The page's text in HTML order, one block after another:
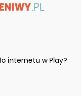
internetu w Play?